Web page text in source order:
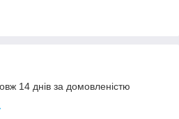
14 днів за домовленістю